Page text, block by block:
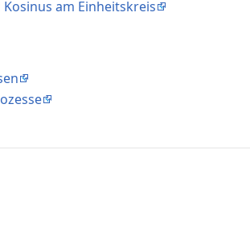
Kosinus am Einheitskreis